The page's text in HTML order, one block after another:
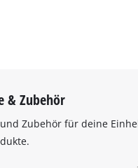
& Zubehör
Zubehör für deine